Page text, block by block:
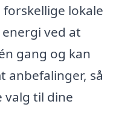
lokale
ved at
gang og kan
anbefalinger, så
til dine